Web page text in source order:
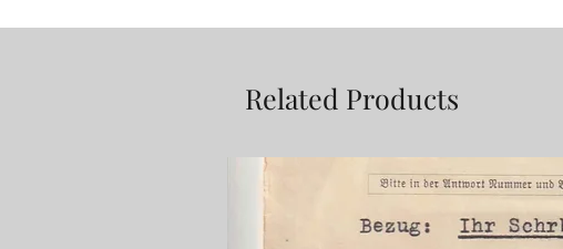
Related Products